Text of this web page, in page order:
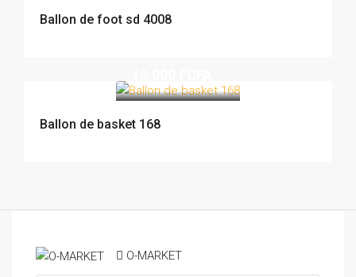
Ballon de foot sd 4008
Ballon de basket 168
O-MARKET